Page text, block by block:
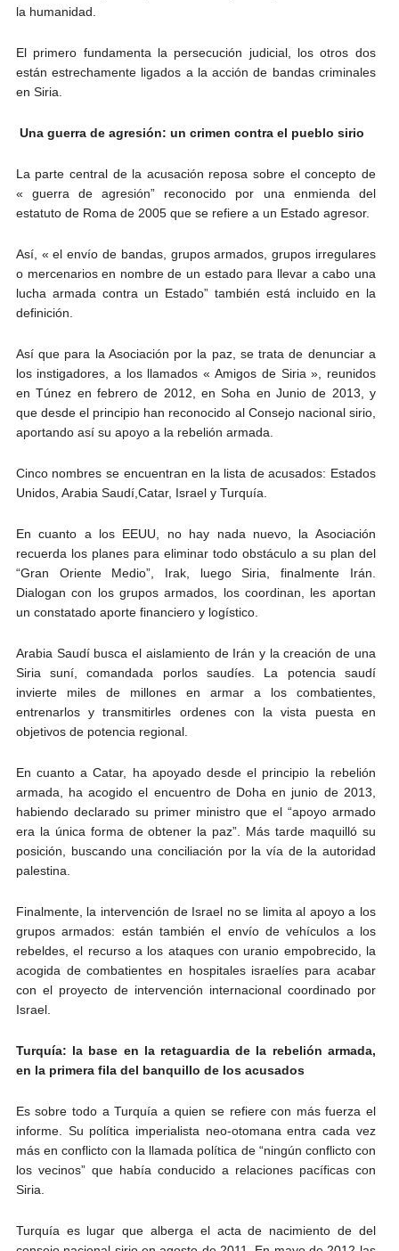
la humanidad.
El primero fundamenta la persecución judicial, los otros dos
están estrechamente ligados a la acción de bandas criminales
en Siria.
Una guerra de agresión: un crimen contra el pueblo sirio
La parte central de la acusación reposa sobre el concepto de
« guerra de agresión” reconocido por una enmienda del
estatuto de Roma de 2005 que se refiere a un Estado agresor.
Así, « el envío de bandas, grupos armados, grupos irregulares
o mercenarios en nombre de un estado para llevar a cabo una
lucha armada contra un Estado” también está incluido en la
definición.
Así que para la Asociación por la paz, se trata de denunciar a
los instigadores, a los llamados « Amigos de Siria », reunidos
en Túnez en febrero de 2012, en Soha en Junio de 2013, y
que desde el principio han reconocido al Consejo nacional sirio,
aportando así su apoyo a la rebelión armada.
Cinco nombres se encuentran en la lista de acusados: Estados
Unidos, Arabia Saudí,Catar, Israel y Turquía.
En cuanto a los EEUU, no hay nada nuevo, la Asociación
recuerda los planes para eliminar todo obstáculo a su plan del
“Gran Oriente Medio”, Irak, luego Siria, finalmente Irán.
Dialogan con los grupos armados, los coordinan, les aportan
un constatado aporte financiero y logístico.
Arabia Saudí busca el aislamiento de Irán y la creación de una
Siria suní, comandada porlos saudíes. La potencia saudí
invierte miles de millones en armar a los combatientes,
entrenarlos y transmitirles ordenes con la vista puesta en
objetivos de potencia regional.
En cuanto a Catar, ha apoyado desde el principio la rebelión
armada, ha acogido el encuentro de Doha en junio de 2013,
habiendo declarado su primer ministro que el “apoyo armado
era la única forma de obtener la paz”. Más tarde maquilló su
posición, buscando una conciliación por la vía de la autoridad
palestina.
Finalmente, la intervención de Israel no se limita al apoyo a los
grupos armados: están también el envío de vehículos a los
rebeldes, el recurso a los ataques con uranio empobrecido, la
acogida de combatientes en hospitales israelíes para acabar
con el proyecto de intervención internacional coordinado por
Israel.
Turquía: la base en la retaguardia de la rebelión armada,
en la primera fila del banquillo de los acusados
Es sobre todo a Turquía a quien se refiere con más fuerza el
informe. Su política imperialista neo-otomana entra cada vez
más en conflicto con la llamada política de “ningún conflicto con
los vecinos” que había conducido a relaciones pacíficas con
Siria.
Turquía es lugar que alberga el acta de nacimiento de del